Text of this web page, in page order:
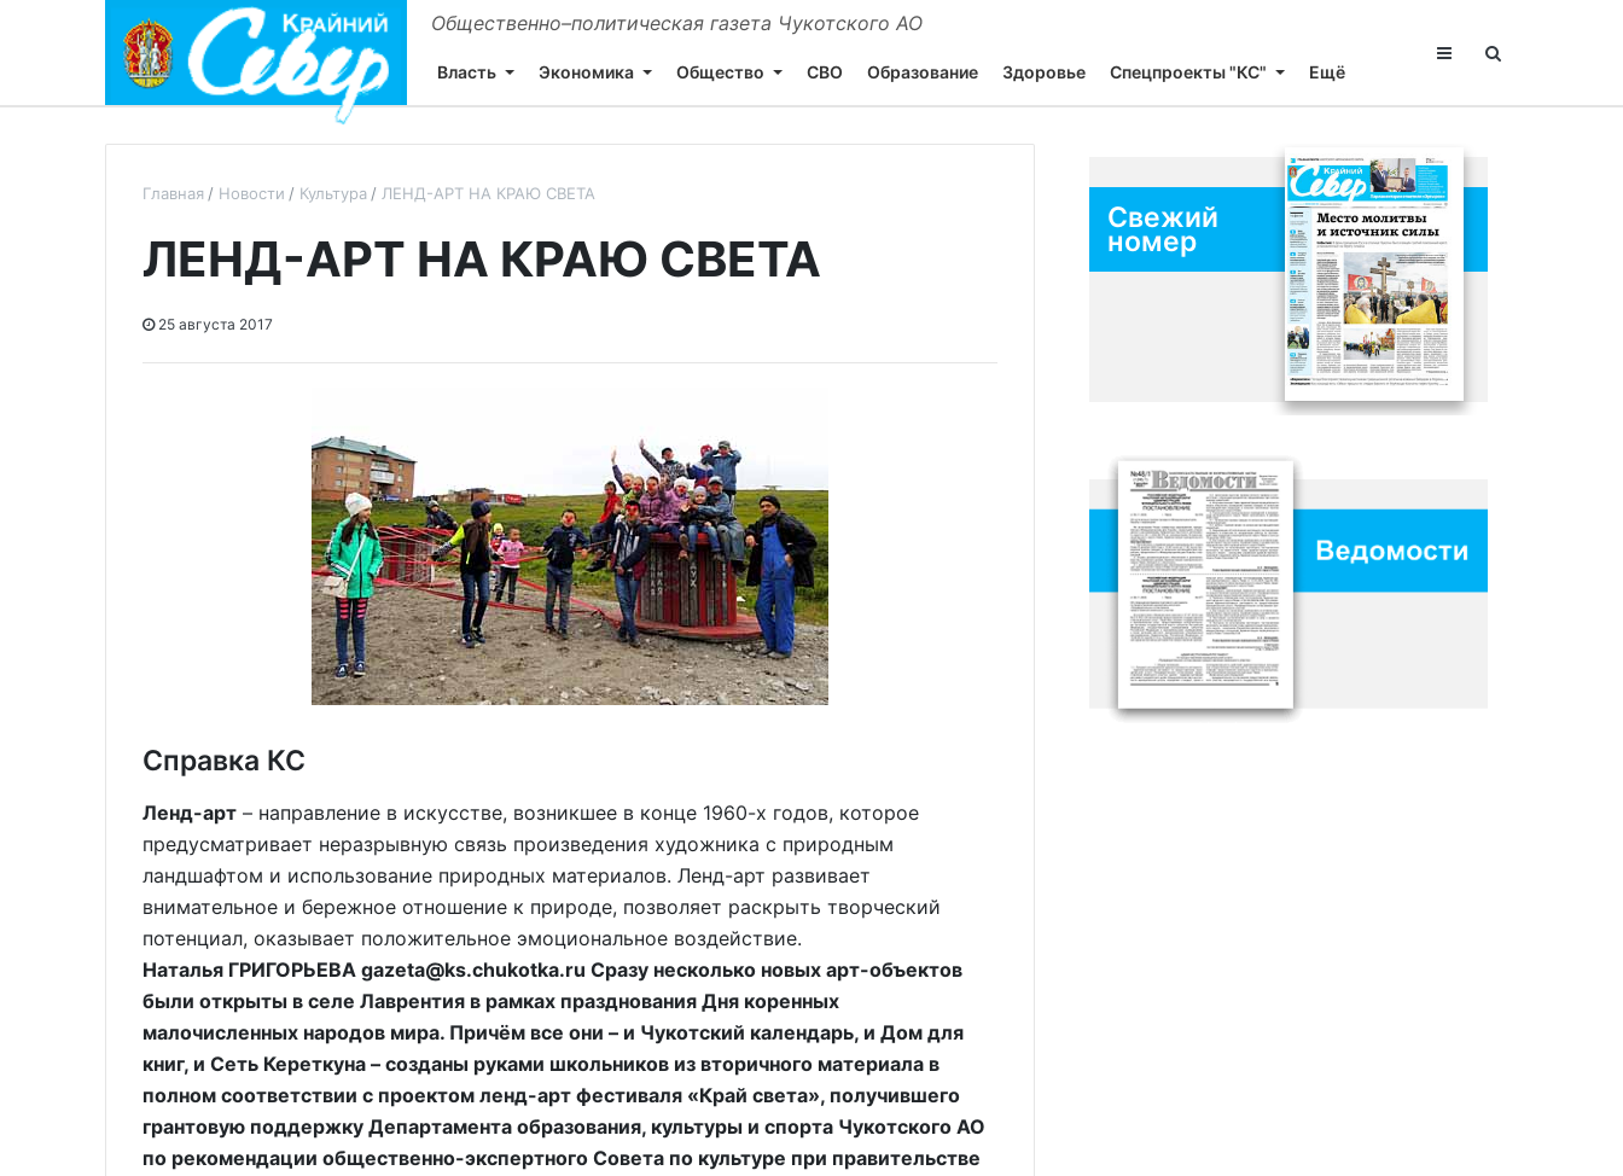
Общественно–политическая газета Чукотского АО
Власть Экономика Общество СВО Образование Здоровье Спецпроекты "КС" Ещё
Главная Новости Культура ЛЕНД-АРТ НА КРАЮ СВЕТА
ЛЕНД-АРТ НА КРАЮ СВЕТА
25 августа 2017
Справка КС
Ленд-арт – направление в искусстве, возникшее в конце 1960-х годов, которое
предусматривает неразрывную связь произведения художника с природным
ландшафтом и использование природных материалов. Ленд-арт развивает
внимательное и бережное отношение к природе, позволяет раскрыть творческий
потенциал, оказывает положительное эмоциональное воздействие.
Наталья ГРИГОРЬЕВА gazeta@ks.chukotka.ru Сразу несколько новых арт-объектов
были открыты в селе Лаврентия в рамках празднования Дня коренных
малочисленных народов мира. Причём все они – и Чукотский календарь, и Дом для
книг, и Сеть Кереткуна – созданы руками школьников из вторичного материала в
полном соответствии с проектом ленд-арт фестиваля «Край света», получившего
грантовую поддержку Департамента образования, культуры и спорта Чукотского АО
по рекомендации общественно-экспертного Совета по культуре при правительстве
Свежий
номер